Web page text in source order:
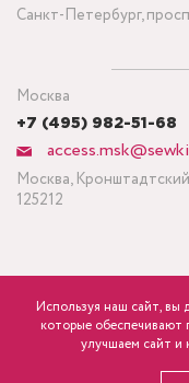
розница
Санкт-Петербург,
Москва
+7 (495) 982-51-68
Москва,
125212
Используя наш сайт, вы
которые обеспечивают
улучшаем сайт и